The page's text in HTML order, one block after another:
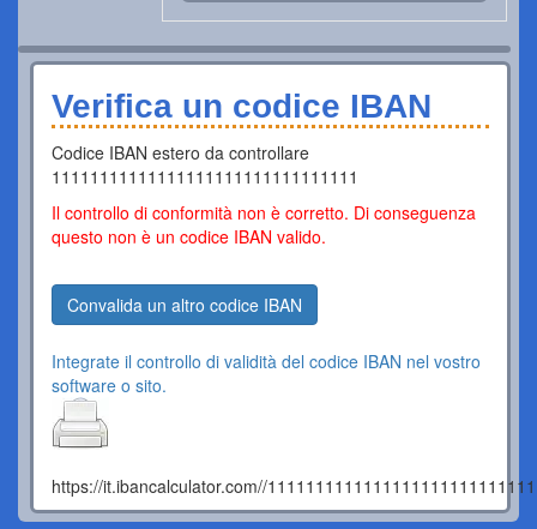
Verifica un codice IBAN
Codice IBAN estero da controllare
11111111111111111111111111111111
Il controllo di conformità non è corretto. Di conseguenza
questo non è un codice IBAN valido.
Convalida un altro codice IBAN
Integrate il controllo di validità del codice IBAN nel vostro
software o sito.
https://it.ibancalculator.com//